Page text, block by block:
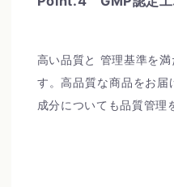
高い品質と 管理基準を
す。高品質な商品をお届
成分についても品質管理